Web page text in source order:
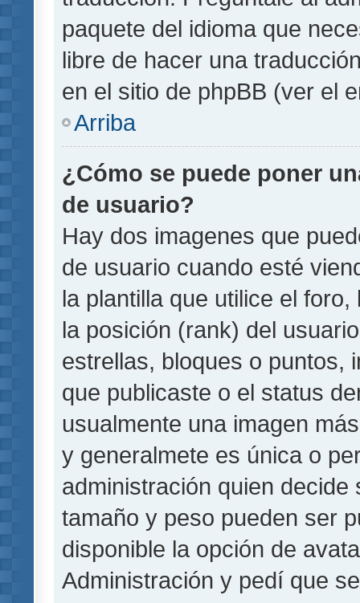
paquete del idioma que
libre de hacer una
en el sitio de phpBB (ver el
Arriba
¿Cómo se puede poner
de usuario?
Hay dos imagenes que
de usuario cuando esté
la plantilla que utilice el
la posición (rank) del
estrellas, bloques o puntos,
que publicaste o el status
usualmente una imagen
y generalmete es única o
administración quien
tamaño y peso pueden ser
disponible la opción de
Administración y pedí que